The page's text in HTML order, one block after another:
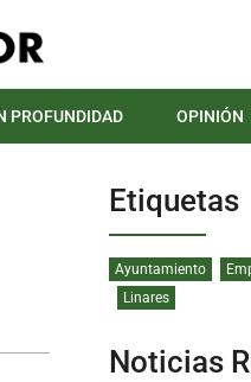
PROFUNDIDAD OPINIÓN
Etiquetas
Ayuntamiento
Linares
Noticias